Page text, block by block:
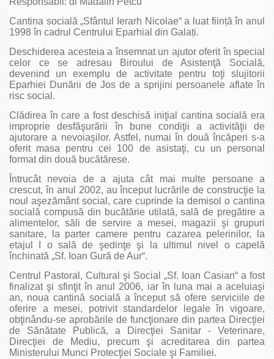
Cantina socială „Sfântul Ierarh Nicolae“ a luat ființă în anul
1998 în cadrul Centrului Eparhial din Galați.
Deschiderea acesteia a însemnat un ajutor oferit în special
celor ce se adresau Biroului de Asistenţă Socială,
devenind un exemplu de activitate pentru toţi slujitorii
Eparhiei Dunării de Jos de a sprijini persoanele aflate în
risc social.
Clădirea în care a fost deschisă iniţial cantina socială era
improprie desfăşurării în bune condiţii a activităţii de
ajutorare a nevoiaşilor. Astfel, numai în două încăperi s-a
oferit masa pentru cei 100 de asistaţi, cu un personal
format din două bucătărese.
Întrucât nevoia de a ajuta cât mai multe persoane a
crescut, în anul 2002, au început lucrările de construcţie la
noul aşezământ social, care cuprinde la demisol o cantina
socială compusă din bucătărie utilată, sală de pregătire a
alimentelor, săli de servire a mesei, magazii şi grupuri
sanitare, la parter camere pentru cazarea pelerinilor, la
etajul I o sală de şedinţe şi la ultimul nivel o capelă
închinată „Sf. Ioan Gură de Aur“.
Centrul Pastoral, Cultural şi Social „Sf. Ioan Casian“ a fost
finalizat şi sfinţit în anul 2006, iar în luna mai a aceluiaşi
an, noua cantină socială a început să ofere serviciile de
oferire a mesei, potrivit standardelor legale în vigoare,
obţinându-se aprobările de funcţionare din partea Direcţiei
de Sănătate Publică, a Direcţiei Sanitar - Veterinare,
Direcţiei de Mediu, precum şi acreditarea din partea
Ministerului Munci Protecţiei Sociale şi Familiei.